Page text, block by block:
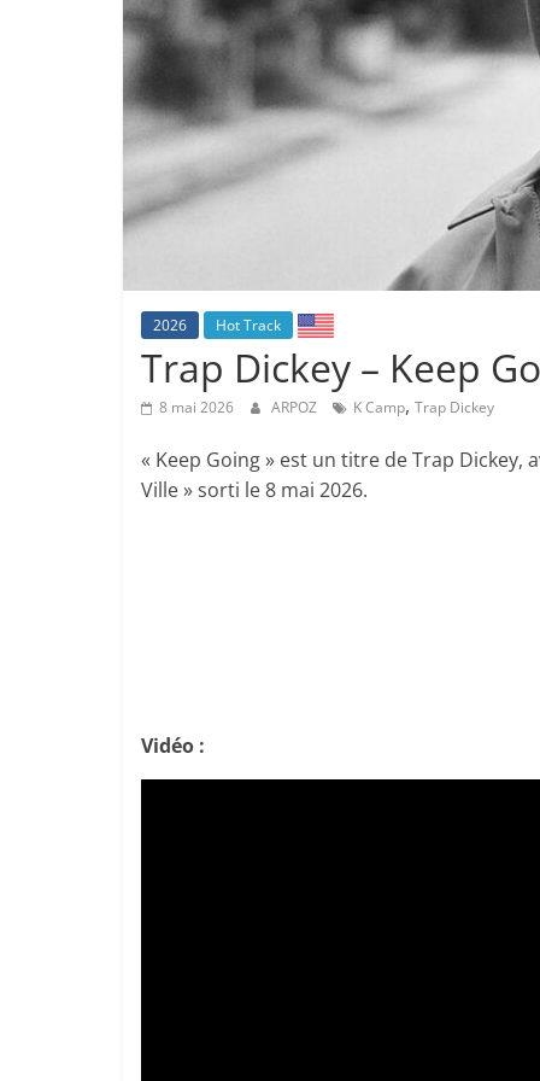
2026 Hot Track
Trap Dickey – Keep
8 mai 2026 ARPOZ K Camp, Trap Dickey
« Keep Going » est un titre de Trap Dickey,
Ville » sorti le 8 mai 2026.
Vidéo :